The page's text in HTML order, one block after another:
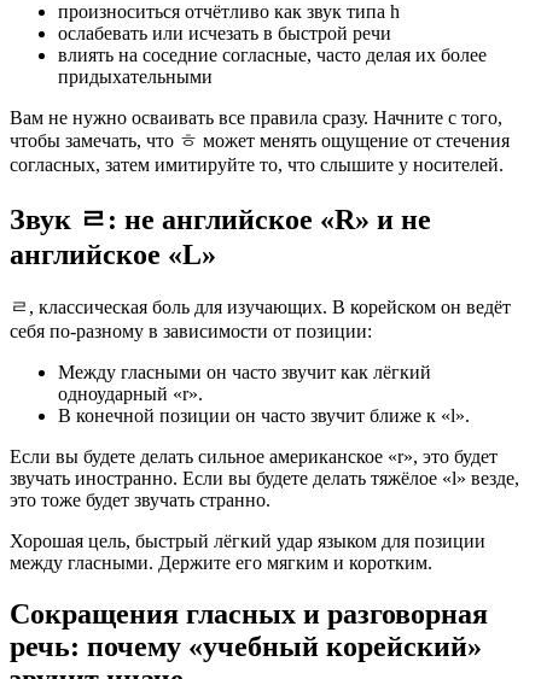
произноситься отчётливо как звук типа h
ослабевать или исчезать в быстрой речи
влиять на соседние согласные, часто делая их более
придыхательными
Вам не нужно осваивать все правила сразу. Начните с того,
чтобы замечать, что ㅎ может менять ощущение от стечения
согласных, затем имитируйте то, что слышите у носителей.
Звук ㄹ: не английское «R» и не
английское «L»
ㄹ, классическая боль для изучающих. В корейском он ведёт
себя по-разному в зависимости от позиции:
Между гласными он часто звучит как лёгкий
одноударный «r».
В конечной позиции он часто звучит ближе к «l».
Если вы будете делать сильное американское «r», это будет
звучать иностранно. Если вы будете делать тяжёлое «l» везде,
это тоже будет звучать странно.
Хорошая цель, быстрый лёгкий удар языком для позиции
между гласными. Держите его мягким и коротким.
Сокращения гласных и разговорная
речь: почему «учебный корейский»